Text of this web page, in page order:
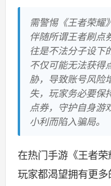
需警惕《王者荣耀
伴随所谓王者刷点
往是不法分子设下
不仅可能无法获得
胁，导致账号风险
失，玩家务必要保
点券，守护自身游
小利而陷入骗局。
在热门手游《王者
玩家都渴望拥有更